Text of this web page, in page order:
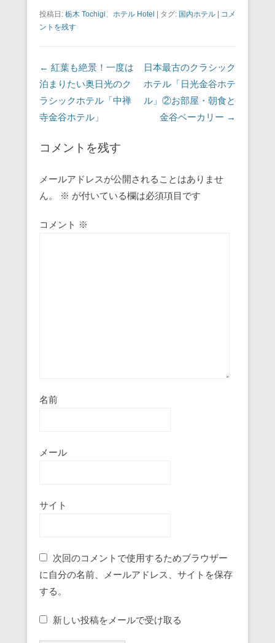
投稿日: 栃木 Tochigi、 ホテル Hotel | タグ: 国内ホテル | コメ
ントを残す
投稿ナビゲーション
← 紅葉も絶景！一度は
泊まりたい奥日光のク
ラシックホテル「中禅
寺金谷ホテル」
日本最古のクラシック
ホテル「日光金谷ホテ
ル」②お部屋・朝食と
金谷ベーカリー →
コメントを残す
メールアドレスが公開されることはありませ
ん。
※ が付いている欄は必須項目です
コメント ※
名前
メール
サイト
次回のコメントで使用するためブラウザー
に自分の名前、メールアドレス、サイトを保存
する。
新しい投稿をメールで受け取る